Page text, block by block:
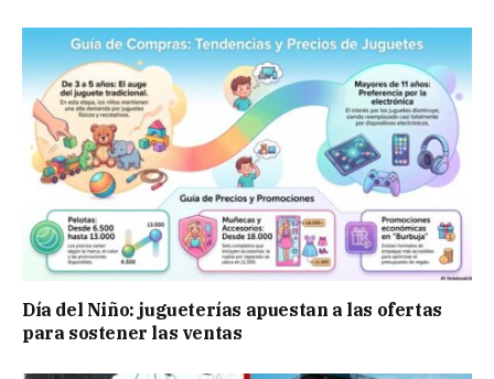
Día del Niño: jugueterías apuestan a las ofertas
para sostener las ventas